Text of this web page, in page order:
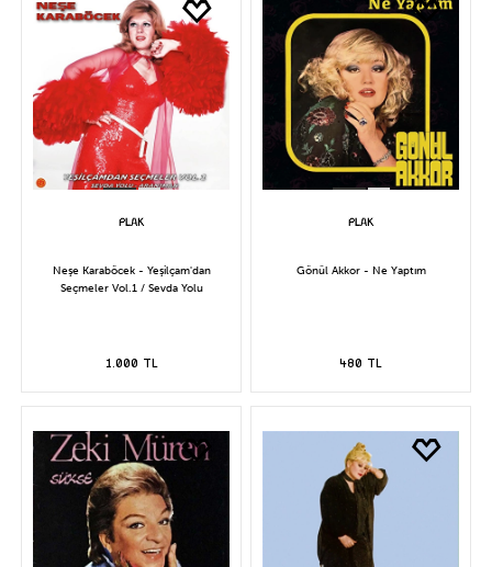
Neşe Karaböcek - Yeşilçam'dan
Seçmeler Vol.1 / Sevda Yolu
1.000 TL
Gönül Akkor - Ne Yaptım
480 TL